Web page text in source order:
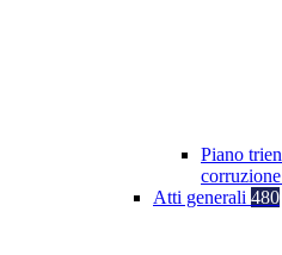
Piano
Atti generali 480